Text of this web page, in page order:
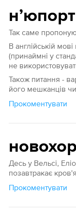
нʼюпорт
Так саме
В англійській
(принаймні у
не
Також питання -
його мешканців
Прокоментувати
Десь у Вельсі,
позавтракає
Прокоментувати